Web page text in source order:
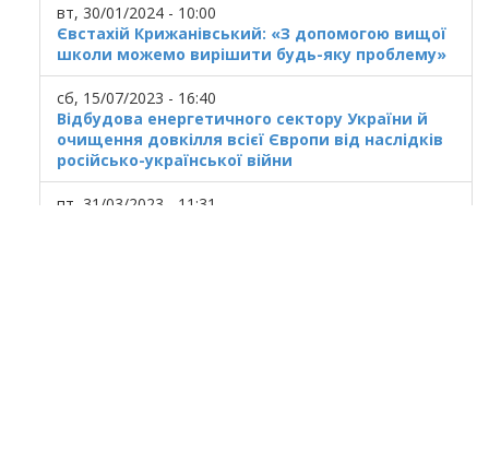
вт, 30/01/2024 - 10:00
Євстахій Крижанівський: «З допомогою вищої
школи можемо вирішити будь-яку проблему»
сб, 15/07/2023 - 16:40
Відбудова енергетичного сектору України й
очищення довкілля всієї Європи від наслідків
російсько-української війни
пт, 31/03/2023 - 11:31